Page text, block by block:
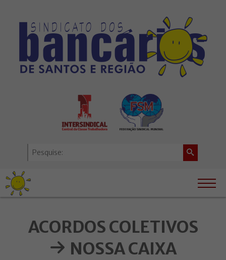
ACORDOS COLETIVOS
NOSSA CAIXA